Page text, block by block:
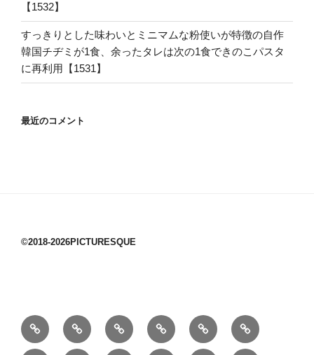
【1532】
すっきりとした味わいとミニマムな粉使いが特徴の自作
韓国チヂミが1食、余ったタレは次の1食できのこパスタ
に再利用【1531】
最近のコメント
©2018-2026PICTURESQUE
1/10：
材
10/10：
ジ
2/10：
製
3/10：
は
4/10：
Ｈ
5/10：
事